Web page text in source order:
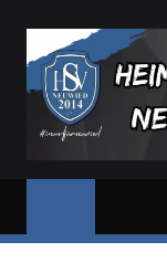
springen
Dein